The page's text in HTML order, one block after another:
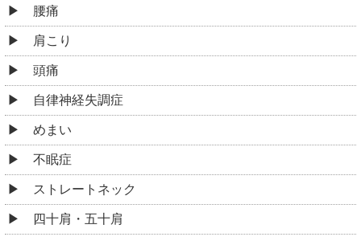
腰痛
肩こり
頭痛
自律神経失調症
めまい
不眠症
ストレートネック
四十肩・五十肩